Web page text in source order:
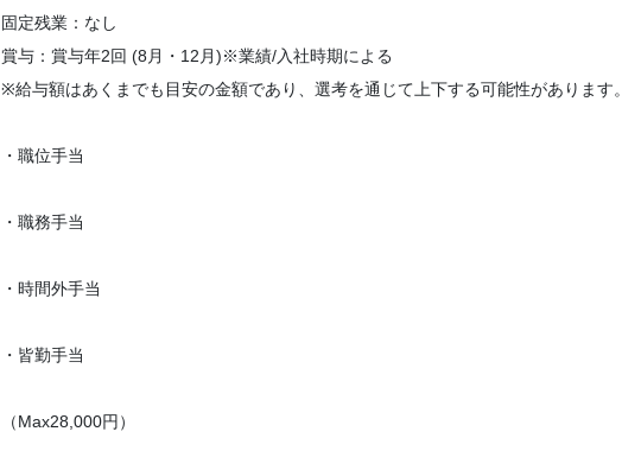
固定残業：なし
賞与：賞与年2回 (8月・12月)※業績/入社時期による
※給与額はあくまでも目安の金額であり、選考を通じて上下する可能性があります。
・職位手当
・職務手当
・時間外手当
・皆勤手当
（Max28,000円）